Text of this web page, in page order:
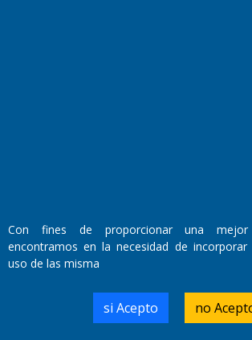
Miembro de ADIRA,ADEPA y CPPAL
Propietario: El Diario SRL
Director Periodístico:
Con fines de proporcionar una mejor
encontramos en la necesidad de incorporar
uso de las misma
si Acepto no